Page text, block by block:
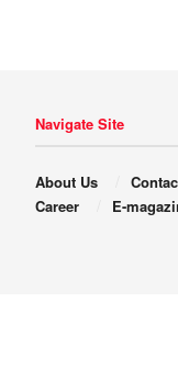
Navigate Site
About Us
Career
E-